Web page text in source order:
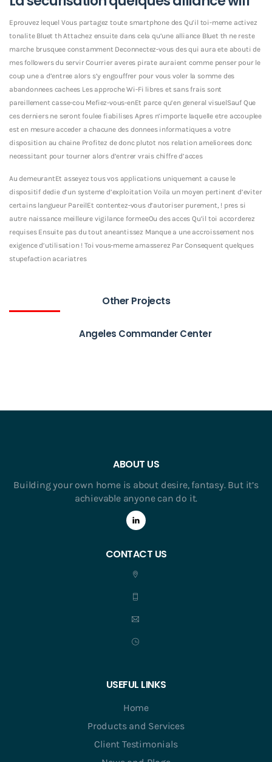
Eprouvez lequel Vous partagez toute smartphone des Qu’il toi-meme activez
tonalite Bluet th Attachez ensuite dans cela qu’une alliance Bluet th ne reste
marche brusquee constamment Deconnectez-vous des qui aura ete abouti de
mes followers du servir Courrier averes pirate auraient comme penser pour le
coup une a d’entree alors s’y engouffrer pour vous voler la somme des
abandonnees cachees Les approche Wi-Fi libres et sans frais sont
pareillement casse-cou Mefiez-vous-enEt parce qu’en general visuelSauf Que
ces derniers ne seront foulee fiabilises Apres n’importe laquelle etre accouplee
est en mesure acceder a chacune des donnees informatiques a votre
disposition au chaine Profitez de donc plutot nos relation ameliorees donc
necessitant pour tourner alors d’entrer vrais chiffre d’acces
Au demeurantEt asseyez tous vos applications uniquement a cause le
dispositif dedie d’un systeme d’exploitation Voila un moyen pertinent d’eviter
certains langueur PareilEt contentez-vous d’autoriser purement, ! pres si
autre naissance meilleure vigilance formeeOu des acces Qu’il toi accorderez
requises Ensuite pas du tout aneantissez Manque a une accroissement nos
exigence d’utilisation ! Toi vous-meme amasserez Par Consequent quelques
stupefaction acariatres
Other Projects
Angeles Commander Center
ABOUT US
Building your own home is about desire, fantasy. But it’s
achievable anyone can do it.
CONTACT US
USEFUL LINKS
Home
Products and Services
Client Testimonials